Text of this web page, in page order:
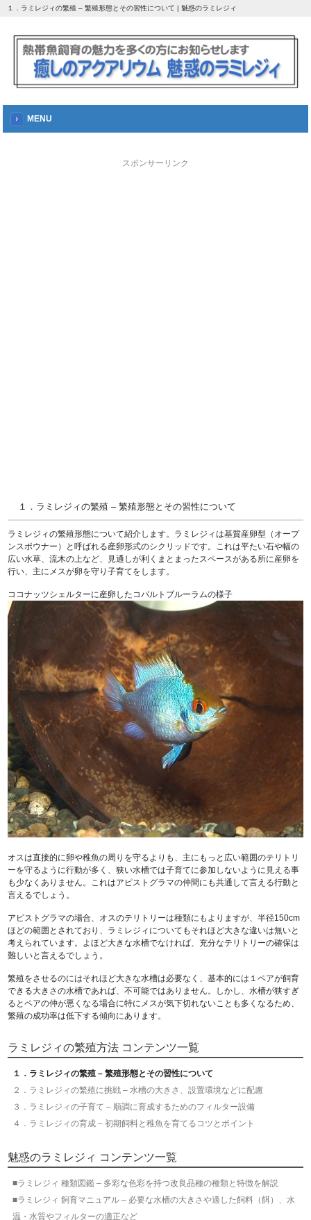
１．ラミレジィの繁殖 – 繁殖形態とその習性について | 魅惑のラミレジィ
MENU
スポンサーリンク
１．ラミレジィの繁殖 – 繁殖形態とその習性について
ラミレジィの繁殖形態について紹介します。ラミレジィは基質産卵型（オープ
ンスポウナー）と呼ばれる産卵形式のシクリッドです。これは平たい石や幅の
広い水草、流木の上など、見通しが利くまとまったスペースがある所に産卵を
行い、主にメスが卵を守り子育てをします。
ココナッツシェルターに産卵したコバルトブルーラムの様子
オスは直接的に卵や稚魚の周りを守るよりも、主にもっと広い範囲のテリトリ
ーを守るように行動が多く、狭い水槽では子育てに参加しないように見える事
も少なくありません。これはアピストグラマの仲間にも共通して言える行動と
言えるでしょう。
アピストグラマの場合、オスのテリトリーは種類にもよりますが、半径150cm
ほどの範囲とされており、ラミレジィについてもそれほど大きな違いは無いと
考えられています。よほど大きな水槽でなければ、充分なテリトリーの確保は
難しいと言えるでしょう。
繁殖をさせるのにはそれほど大きな水槽は必要なく、基本的には１ペアが飼育
できる大きさの水槽であれば、不可能ではありません。しかし、水槽が狭すぎ
るとペアの仲が悪くなる場合に特にメスが気下切れないことも多くなるため、
繁殖の成功率は低下する傾向にあります。
ラミレジィの繁殖方法 コンテンツ一覧
１．ラミレジィの繁殖 – 繁殖形態とその習性について
２．ラミレジィの繁殖に挑戦 – 水槽の大きさ、設置環境などに配慮
３．ラミレジィの子育て – 順調に育成するためのフィルター設備
４．ラミレジィの育成 – 初期飼料と稚魚を育てるコツとポイント
魅惑のラミレジィ コンテンツ一覧
■ラミレジィ 種類図鑑 – 多彩な色彩を持つ改良品種の種類と特徴を解説
■ラミレジィ 飼育マニュアル – 必要な水槽の大きさや適した飼料（餌）、水
温・水質やフィルターの適正など